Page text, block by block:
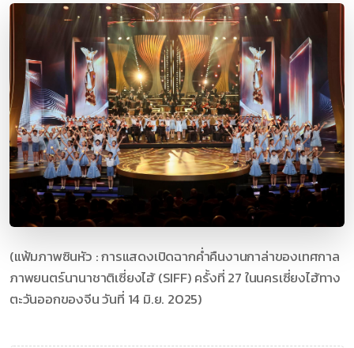
(แฟ้มภาพซินหัว : การแสดงเปิดฉากค่ำคืนงานกาล่าของเทศกาล
ภาพยนตร์นานาชาติเซี่ยงไฮ้ (SIFF) ครั้งที่ 27 ในนครเซี่ยงไฮ้ทาง
ตะวันออกของจีน วันที่ 14 มิ.ย. 2025)